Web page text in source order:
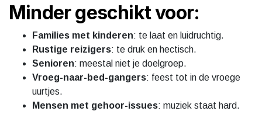
Minder geschikt voor:
Families met kinderen: te laat en luidruchtig.
Rustige reizigers: te druk en hectisch.
Senioren: meestal niet je doelgroep.
Vroeg-naar-bed-gangers: feest tot in de vroege
uurtjes.
Mensen met gehoor-issues: muziek staat hard.